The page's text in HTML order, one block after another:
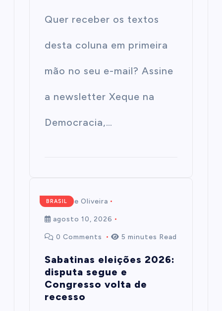
Quer receber os textos
desta coluna em primeira
mão no seu e-mail? Assine
a newsletter Xeque na
Democracia,…
BRASIL
Mairim de Oliveira
agosto 10, 2026
0 Comments 5 minutes Read
Sabatinas eleições 2026:
disputa segue e
Congresso volta de
recesso